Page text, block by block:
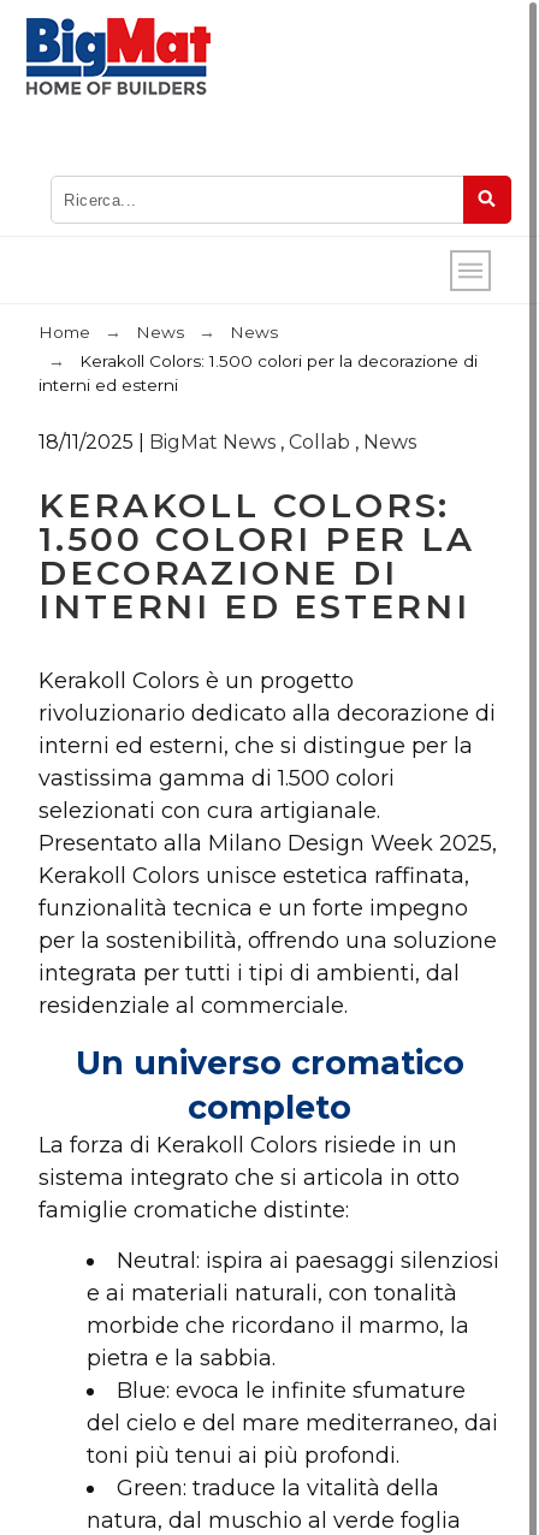
Home News
News
Kerakoll Colors: 1.500 colori per la decorazione di
interni ed esterni
18/11/2025 BigMat News ,Collab , News
KERAKOLL COLORS:
1.500 COLORI PER LA
DECORAZIONE DI
INTERNI ED ESTERNI
Kerakoll Colors è un progetto
rivoluzionario dedicato alla decorazione di
interni ed esterni, che si distingue per la
vastissima gamma di 1.500 colori
selezionati con cura artigianale.
Presentato alla Milano Design Week 2025,
Kerakoll Colors unisce estetica raffinata,
funzionalità tecnica e un forte impegno
per la sostenibilità, offrendo una soluzione
integrata per tutti i tipi di ambienti, dal
residenziale al commerciale.
Un universo cromatico
completo
La forza di Kerakoll Colors risiede in un
sistema integrato che si articola in otto
famiglie cromatiche distinte:
Neutral: ispira ai paesaggi silenziosi
e ai materiali naturali, con tonalità
morbide che ricordano il marmo, la
pietra e la sabbia.
Blue: evoca le infinite sfumature
del cielo e del mare mediterraneo, dai
toni più tenui ai più profondi.
Green: traduce la vitalità della
natura, dal muschio al verde foglia